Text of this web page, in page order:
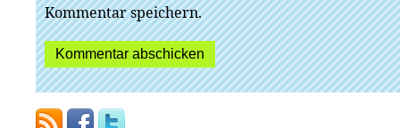
Kommentar speichern.